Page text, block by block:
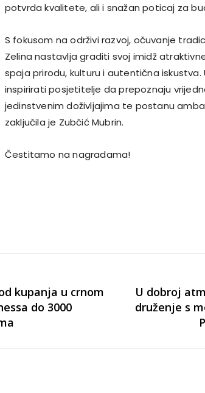
potvrda kvalitete, ali i snažan poticaj za
S fokusom na održivi razvoj, očuvanje
Zelina nastavlja graditi svoj imidž
spaja prirodu, kulturu i autentična
inspirirati posjetitelje da prepoznaju
jedinstvenim doživljajima te postanu
zaključila je Zubčić Mubrin.
Čestitamo na nagradama!
kupanja u crnom
do 3000
U dobroj
druženje s